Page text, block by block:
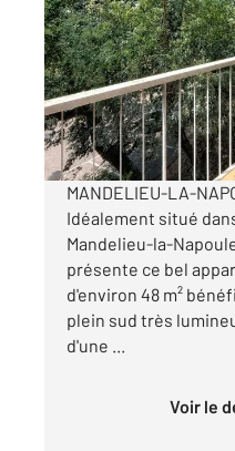
Ref : 40916
Appartement F2
245
Visiter le site dédié
MANDELIEU-LA-
Idéalement situé
Mandelieu-la-
présente ce bel
d'environ 48 m²
plein sud très
d'une ...
Voir le